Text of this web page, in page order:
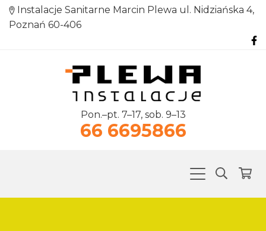
Instalacje Sanitarne Marcin Plewa ul. Nidziańska 4,
Poznań 60-406
Pon.–pt. 7–17, sob. 9–13
66 6695866